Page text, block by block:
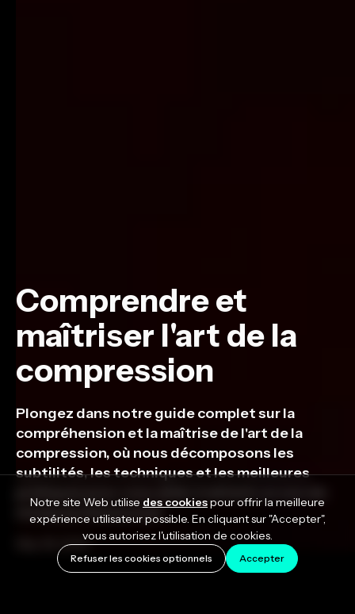
Comprendre et
maîtriser l'art de la
compression
Plongez dans notre guide complet sur la
compréhension et la maîtrise de l'art de la
compression, où nous décomposons les
subtilités, les techniques et les meilleures
niveau professionnel.
May 18, 2023
Notre site Web utilise des cookiespour offrir la meilleure
expérience utilisateur possible. En cliquant sur "Accepter",
vous autorisez l'utilisation de cookies.
Refuser les cookies optionnels Accepter